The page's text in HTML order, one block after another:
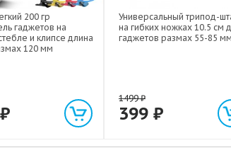
200 гр
гаджетов на
и клипсе длина
120 мм
₽
Универсальный трипод-
на гибких ножках 10.5 см
гаджетов размах 55-85 мм
1499₽
399 ₽